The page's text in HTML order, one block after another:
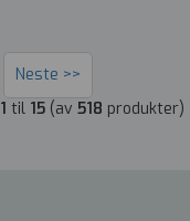
Neste >>
1 til 15 (av 518 produkter)